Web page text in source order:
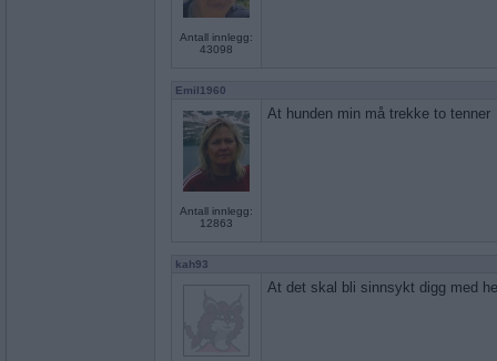
Antall innlegg:
43098
Emil1960
Antall innlegg:
12863
At hunden min må trekke to tenner
kah93
At det skal bli sinnsykt digg med